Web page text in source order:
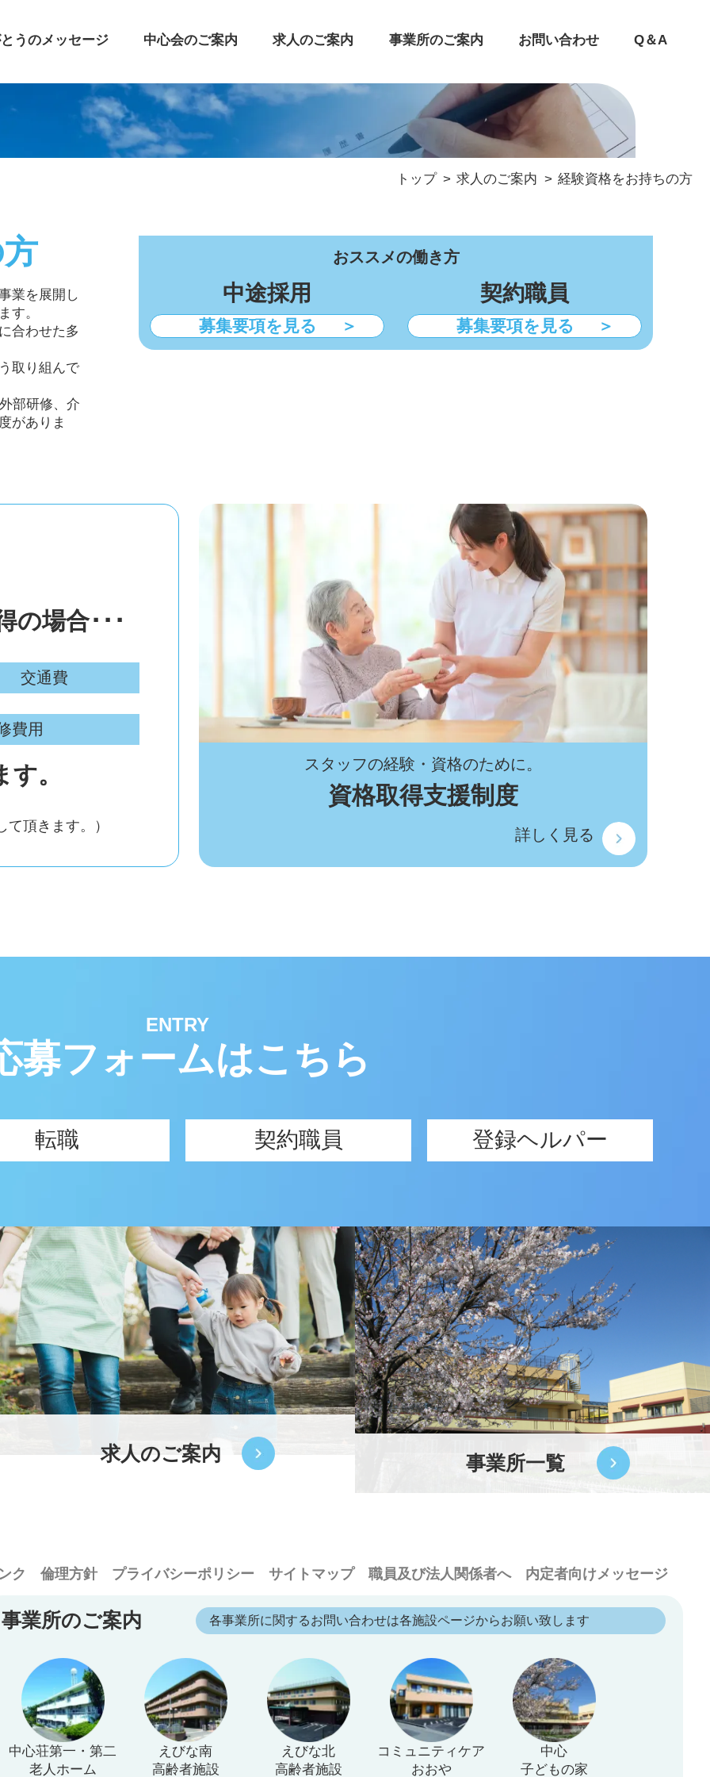
うのメッセージ 中心会のご案内 求人のご案内 事業所のご案内 お問い合わせ Q＆A
トップ 求人のご案内 経験資格をお持ちの方
業を展開し
す。
合わせた多
取り組んで
部研修、介
がありま
おススメの働き方
中途採用
募集要項を見る ＞
契約職員
募集要項を見る ＞
の場合･･･
交通費
費用
。
頂きます。）
スタッフの経験・資格のために。
資格取得支援制度
詳しく見る
ENTRY
募フォームはこちら
転職 契約職員 登録ヘルパー
求人のご案内 事業所一覧
ク 倫理方針 プライバシーポリシー サイトマップ 職員及び法人関係者へ 内定者向けメッセージ
事業所のご案内 各事業所に関するお問い合わせは各施設ページからお願い致します
中心荘第一・第二
老人ホーム
えびな南
高齢者施設
えびな北
高齢者施設
コミュニティケア
おおや
中心
子どもの家